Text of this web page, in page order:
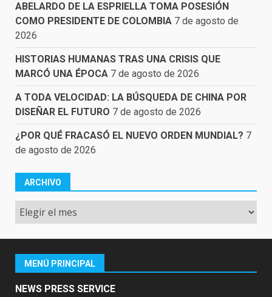
ABELARDO DE LA ESPRIELLA TOMA POSESIÓN
COMO PRESIDENTE DE COLOMBIA 7 de agosto de
2026
HISTORIAS HUMANAS TRAS UNA CRISIS QUE
MARCÓ UNA ÉPOCA 7 de agosto de 2026
A TODA VELOCIDAD: LA BÚSQUEDA DE CHINA POR
DISEÑAR EL FUTURO 7 de agosto de 2026
¿POR QUÉ FRACASÓ EL NUEVO ORDEN MUNDIAL? 7
de agosto de 2026
ARCHIVO
Archivo
MENÚ PRINCIPAL
NEWS PRESS SERVICE